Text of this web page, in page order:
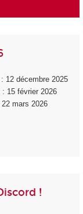
12 décembre 2025
: 15 février 2026
mars 2026
!